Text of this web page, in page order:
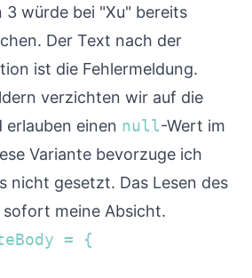
3 würde bei "Xu" bereits
Der Text nach der
ist die Fehlermeldung.
verzichten wir auf die
erlauben einen null-Wert im
Variante bevorzuge ich
nicht gesetzt. Das Lesen des
meine Absicht.
= {